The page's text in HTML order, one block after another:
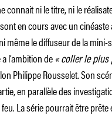
connait ni le titre, ni le
en cours avec un cinéaste
même le diffuseur de la mini-
l’ambition de« coller le
Philippe Rousselet. Son
en parallèle des
La série pourrait être prête